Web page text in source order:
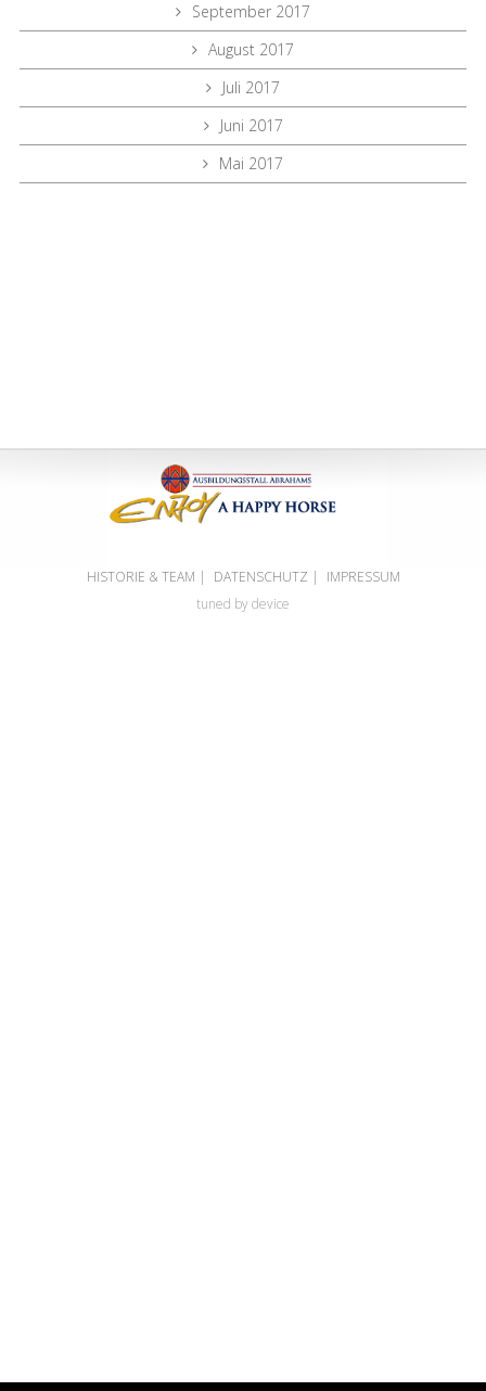
September 2017
August 2017
Juli 2017
Juni 2017
Mai 2017
HISTORIE & TEAM | DATENSCHUTZ |
IMPRESSUM
tuned by device